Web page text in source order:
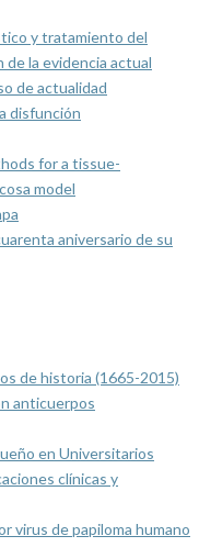
y tratamiento del
la evidencia actual
de actualidad
disfunción
for a tissue-
model
aniversario de su
de historia (1665-2015)
anticuerpos
en Universitarios
clínicas y
virus de papiloma humano